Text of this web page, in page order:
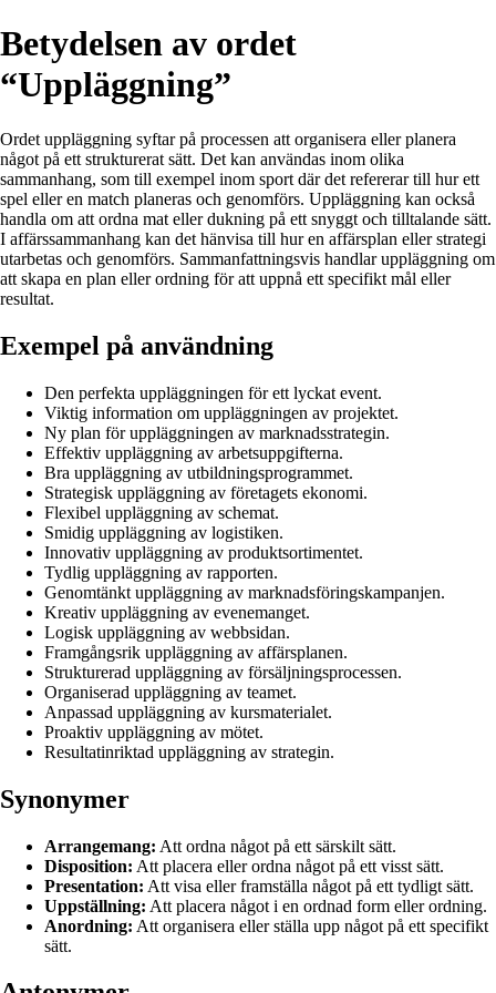
Betydelsen av ordet
“Uppläggning”
Ordet uppläggning syftar på processen att organisera eller planera
något på ett strukturerat sätt. Det kan användas inom olika
sammanhang, som till exempel inom sport där det refererar till hur ett
spel eller en match planeras och genomförs. Uppläggning kan också
handla om att ordna mat eller dukning på ett snyggt och tilltalande sätt.
I affärssammanhang kan det hänvisa till hur en affärsplan eller strategi
utarbetas och genomförs. Sammanfattningsvis handlar uppläggning om
att skapa en plan eller ordning för att uppnå ett specifikt mål eller
resultat.
Exempel på användning
Den perfekta uppläggningen för ett lyckat event.
Viktig information om uppläggningen av projektet.
Ny plan för uppläggningen av marknadsstrategin.
Effektiv uppläggning av arbetsuppgifterna.
Bra uppläggning av utbildningsprogrammet.
Strategisk uppläggning av företagets ekonomi.
Flexibel uppläggning av schemat.
Smidig uppläggning av logistiken.
Innovativ uppläggning av produktsortimentet.
Tydlig uppläggning av rapporten.
Genomtänkt uppläggning av marknadsföringskampanjen.
Kreativ uppläggning av evenemanget.
Logisk uppläggning av webbsidan.
Framgångsrik uppläggning av affärsplanen.
Strukturerad uppläggning av försäljningsprocessen.
Organiserad uppläggning av teamet.
Anpassad uppläggning av kursmaterialet.
Proaktiv uppläggning av mötet.
Resultatinriktad uppläggning av strategin.
Synonymer
Arrangemang: Att ordna något på ett särskilt sätt.
Disposition: Att placera eller ordna något på ett visst sätt.
Presentation: Att visa eller framställa något på ett tydligt sätt.
Uppställning: Att placera något i en ordnad form eller ordning.
Anordning: Att organisera eller ställa upp något på ett specifikt
sätt.